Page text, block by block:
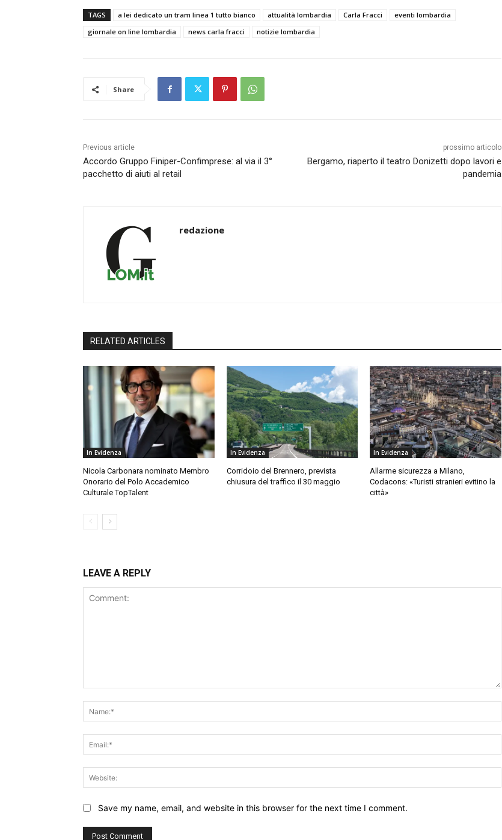
TAGS a lei dedicato un tram linea 1 tutto bianco attualità lombardia Carla Fracci
eventi lombardia
giornale on line lombardia
news carla fracci notizie lombardia
Share
Previous article
Accordo Gruppo Finiper-Confimprese: al via il 3°
pacchetto di aiuti al retail
prossimo articolo
Bergamo, riaperto il teatro Donizetti dopo lavori e
pandemia
redazione
RELATED ARTICLES
In Evidenza
Nicola Carbonara nominato Membro
Onorario del Polo Accademico
Culturale TopTalent
In Evidenza
Corridoio del Brennero, prevista
chiusura del traffico il 30 maggio
In Evidenza
Allarme sicurezza a Milano,
Codacons: «Turisti stranieri evitino la
città»
LEAVE A REPLY
Save my name, email, and website in this browser for the next time I comment.